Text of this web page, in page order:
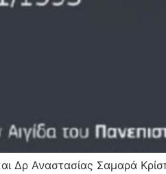
Δρ Αναστασίας Σαμαρά